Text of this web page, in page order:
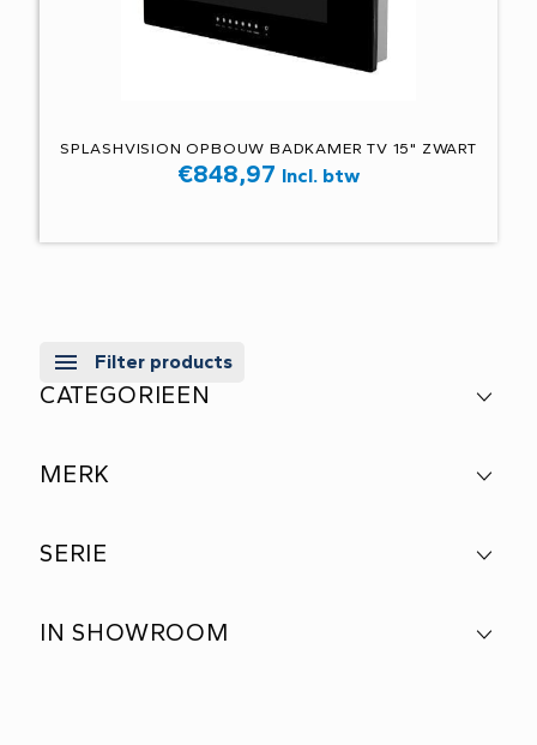
SPLASHVISION OPBOUW BADKAMER TV 15" ZWART
€848,97 Incl. btw
Filter products
CATEGORIEEN
MERK
SERIE
IN SHOWROOM